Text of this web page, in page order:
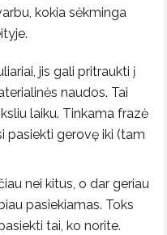
kokia sėkminga
jis gali pritraukti į
naudos. Tai
laiku. Tinkama frazė
pasiekti gerovę iki (tam
nei kitus, o dar geriau
pasiekiamas. Toks
tai, ko norite.